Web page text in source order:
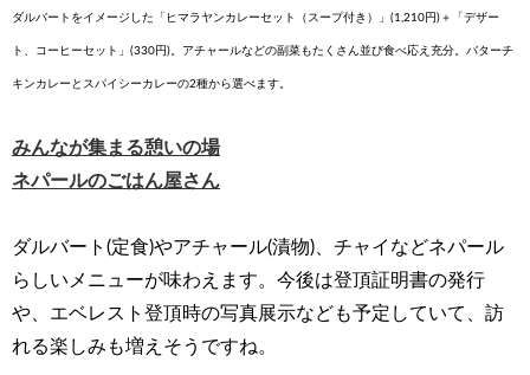
ダルバートをイメージした「ヒマラヤンカレーセット（スープ付き）」(1,210円)＋「デザー
ト、コーヒーセット」(330円)。アチャールなどの副菜もたくさん並び食べ応え充分。バターチ
キンカレーとスパイシーカレーの2種から選べます。
みんなが集まる憩いの場
ネパールのごはん屋さん
ダルバート(定食)やアチャール(漬物)、チャイなどネパール
らしいメニューが味わえます。今後は登頂証明書の発行
や、エベレスト登頂時の写真展示なども予定していて、訪
れる楽しみも増えそうですね。